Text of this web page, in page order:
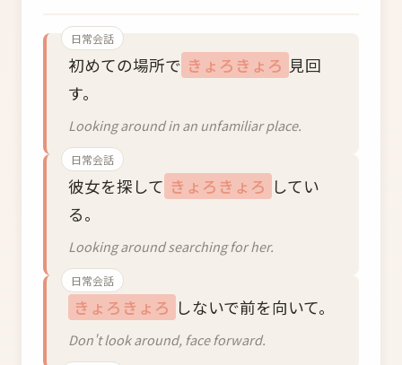
日常会話
初めての場所で きょろきょろ 見回
す。
Looking around in an unfamiliar place.
日常会話
彼女を探して きょろきょろ してい
る。
Looking around searching for her.
日常会話
きょろきょろ しないで前を向いて。
Don't look around, face forward.